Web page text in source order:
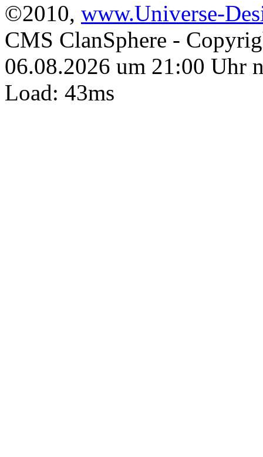
©2010, www.Universe-
CMS ClanSphere -
06.08.2026 um 21:00 Uhr
Load: 43ms